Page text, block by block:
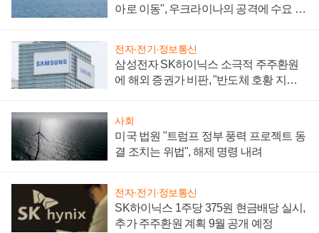
아로 이동", 우크라이나의 공격에 수요 늘
전자·전기·정보통신
삼성전자 SK하이닉스 소극적 주주환원
에 해외 증권가 비판, "반도체 호황 지속
사회
미국 법원 "트럼프 정부 풍력 프로젝트 동
결 조치는 위법", 해제 명령 내려
전자·전기·정보통신
SK하이닉스 1주당 375원 현금배당 실시,
추가 주주환원 계획 9월 공개 예정